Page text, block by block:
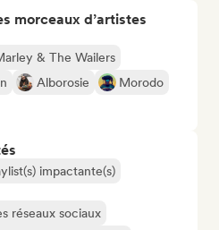
morceaux d’artistes
& The Wailers
Alborosie
Morodo
impactante(s)
réseaux sociaux